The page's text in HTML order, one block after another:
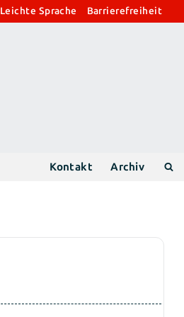
Leichte Sprache Barrierefreiheit
Kontakt Archiv